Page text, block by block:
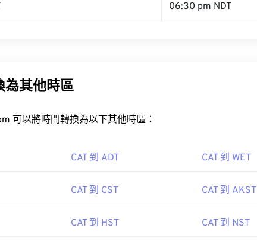
06:30 pm NDT
為其他時區
可以將時間轉換為以下其他時區：
CAT 到 ADT CAT 到 WET
CAT 到 CST CAT 到 AKST
CAT 到 HST CAT 到 NST